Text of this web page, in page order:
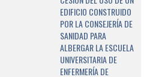
EDIFICIO CONSTRUIDO
POR LA CONSEJERÍA DE
SANIDAD PARA
ALBERGAR LA ESCUELA
UNIVERSITARIA DE
ENFERMERÍA DE